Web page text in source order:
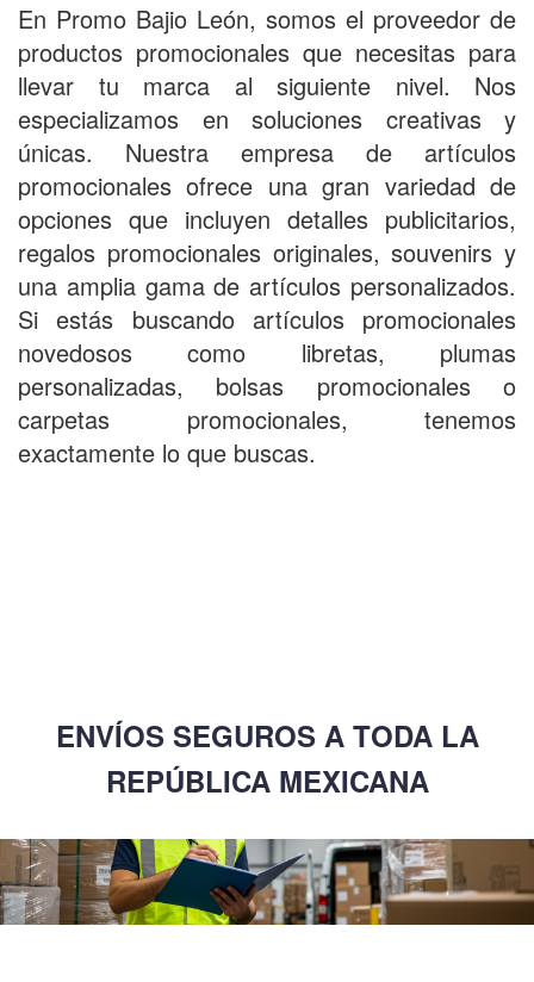
En Promo Bajio León, somos el proveedor de
productos promocionales que necesitas para
llevar tu marca al siguiente nivel. Nos
especializamos en soluciones creativas y
únicas. Nuestra empresa de artículos
promocionales ofrece una gran variedad de
opciones que incluyen detalles publicitarios,
regalos promocionales originales,souvenirs y
una amplia gama de artículos personalizados.
Si estás buscando artículos promocionales
novedosos como libretas, plumas
personalizadas, bolsas promocionaleso
carpetas promocionales, tenemos
exactamente lo que buscas.
ENVÍOS SEGUROS A TODA LA
REPÚBLICA MEXICANA